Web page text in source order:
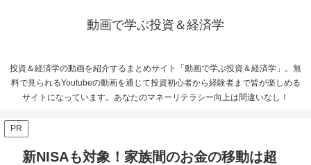
動画で学ぶ投資＆経済学
投資＆経済学の動画を紹介するまとめサイト「動画で学ぶ投資＆経済学」。無
料で見られるYoutubeの動画を通じて投資初心者から経験者まで皆が楽しめる
サイトになっています。あなたのマネーリテラシー向上は間違いなし！
PR
新NISAも対象！家族間のお金の移動は超